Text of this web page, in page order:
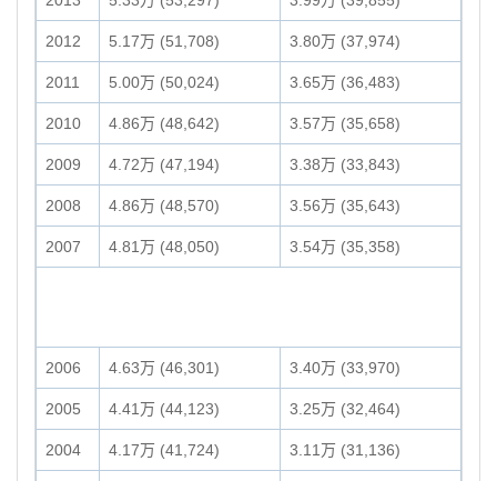
2012 5.17万 (51,708) 3.80万 (37,974)
2011 5.00万 (50,024) 3.65万 (36,483)
2010 4.86万 (48,642) 3.57万 (35,658)
2009 4.72万 (47,194) 3.38万 (33,843)
2008 4.86万 (48,570) 3.56万 (35,643)
2007 4.81万 (48,050) 3.54万 (35,358)
2006 4.63万 (46,301) 3.40万 (33,970)
2005 4.41万 (44,123) 3.25万 (32,464)
2004 4.17万 (41,724) 3.11万 (31,136)